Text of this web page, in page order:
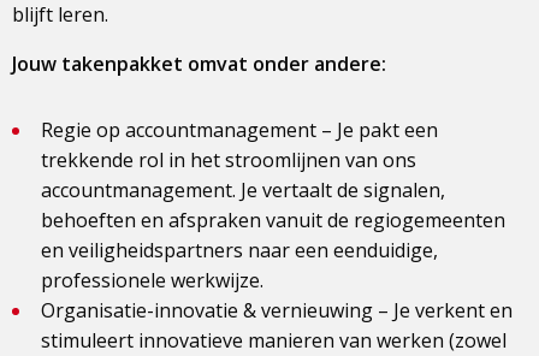
blijft leren.
Jouw takenpakket omvat onder andere:
Regie op accountmanagement – Je pakt een
trekkende rol in het stroomlijnen van ons
accountmanagement. Je vertaalt de signalen,
behoeften en afspraken vanuit de regiogemeenten
en veiligheidspartners naar een eenduidige,
professionele werkwijze.
Organisatie-innovatie & vernieuwing – Je verkent en
stimuleert innovatieve manieren van werken (zowel